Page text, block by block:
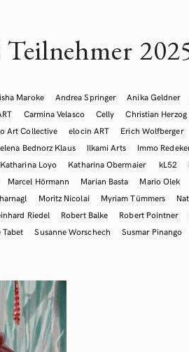
Maroke Andrea Springer Anika Geldner
Carmina Velasco Celly Christian Herzog
Art Collective elocin ART Erich Wolfberger
Bednorz Klaus Ilkami Arts Immo
Katharina Loyo Katharina Obermaier kL52
Marcel Hörmann Marian Basta Mario Olek
Moritz Nicolai Myriam Tümmers
Riedel Robert Balke Robert Pointner
Tabet Susanne Worschech Susmar Pinango